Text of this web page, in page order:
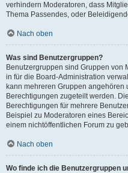
verhindern Moderatoren, dass
Thema Passendes, oder
Nach oben
Was sind Benutzergruppen?
Benutzergruppen sind Gruppen von
in für die Board-Administration
kann mehreren Gruppen angehören
Berechtigungen zugeteilt werden.
Berechtigungen für mehrere
Beispiel zu Moderatoren eines
einem nichtöffentlichen Forum zu
Nach oben
Wo finde ich die Benutzergruppen